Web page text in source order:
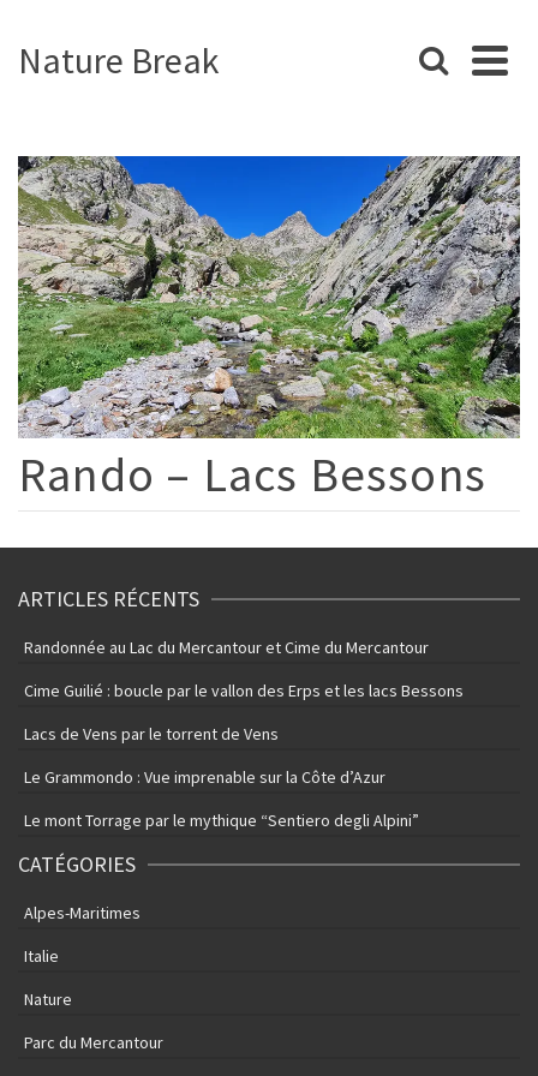
Nature Break
Rando – Lacs Bessons
ARTICLES RÉCENTS
Randonnée au Lac du Mercantour et Cime du Mercantour
Cime Guilié : boucle par le vallon des Erps et les lacs Bessons
Lacs de Vens par le torrent de Vens
Le Grammondo : Vue imprenable sur la Côte d’Azur
Le mont Torrage par le mythique “Sentiero degli Alpini”
CATÉGORIES
Alpes-Maritimes
Italie
Nature
Parc du Mercantour